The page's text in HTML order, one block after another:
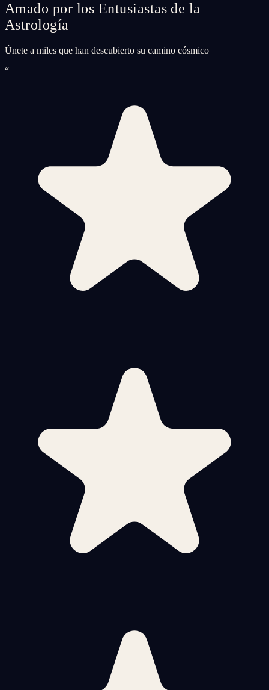
Amado por los Entusiastas de la
Astrología
Únete a miles que han descubierto su camino cósmico
“